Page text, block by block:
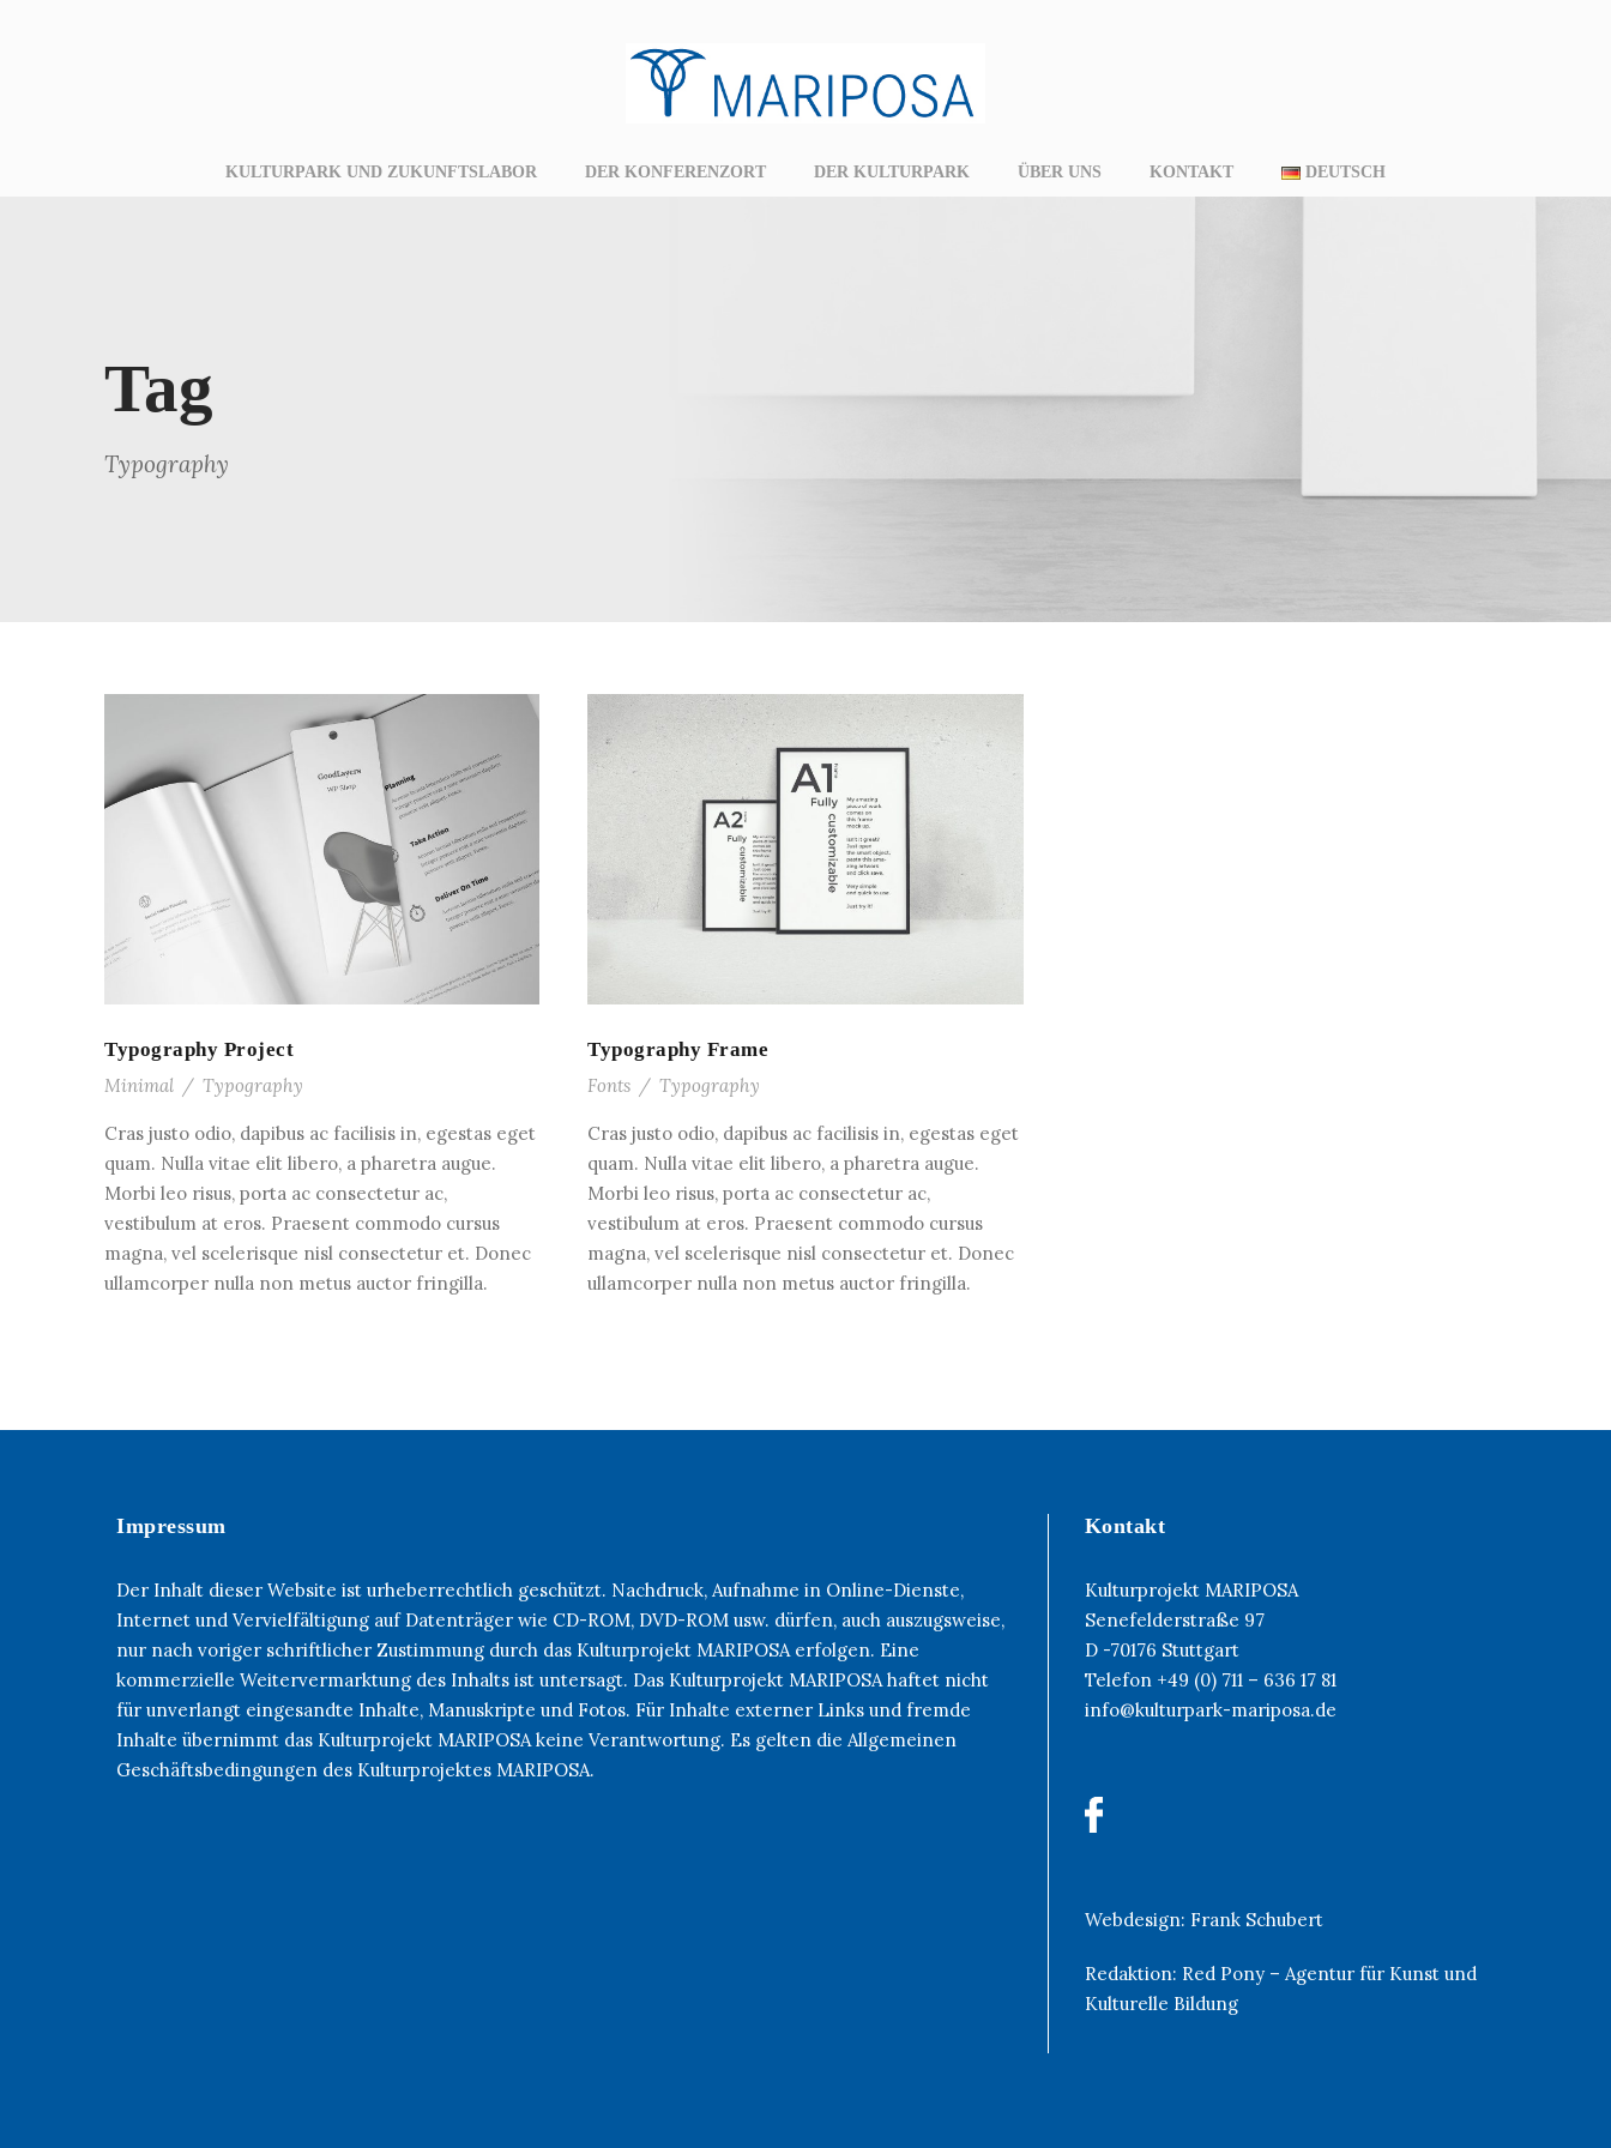
KULTURPARK UND ZUKUNFTSLABOR DER KONFERENZORT DER KULTURPARK ÜBER UNS KONTAKT DEUTSCH
Tag
Typography
Typography Project
Minimal / Typography
Cras justo odio, dapibus ac facilisis in, egestas eget
quam. Nulla vitae elit libero, a pharetra augue.
Morbi leo risus, porta ac consectetur ac,
vestibulum at eros. Praesent commodo cursus
magna, vel scelerisque nisl consectetur et. Donec
ullamcorper nulla non metus auctor fringilla.
Typography Frame
Fonts / Typography
Cras justo odio, dapibus ac facilisis in, egestas eget
quam. Nulla vitae elit libero, a pharetra augue.
Morbi leo risus, porta ac consectetur ac,
vestibulum at eros. Praesent commodo cursus
magna, vel scelerisque nisl consectetur et. Donec
ullamcorper nulla non metus auctor fringilla.
Impressum
Der Inhalt dieser Website ist urheberrechtlich geschützt. Nachdruck, Aufnahme in Online-Dienste,
Internet und Vervielfältigung auf Datenträger wie CD-ROM, DVD-ROM usw. dürfen, auch auszugsweise,
nur nach voriger schriftlicher Zustimmung durch das Kulturprojekt MARIPOSA erfolgen. Eine
kommerzielle Weitervermarktung des Inhalts ist untersagt. Das Kulturprojekt MARIPOSA haftet nicht
für unverlangt eingesandte Inhalte, Manuskripte und Fotos. Für Inhalte externer Links und fremde
Inhalte übernimmt das Kulturprojekt MARIPOSA keine Verantwortung. Es gelten die Allgemeinen
Geschäftsbedingungen des Kulturprojektes MARIPOSA.
Kontakt
Kulturprojekt MARIPOSA
Senefelderstraße 97
D -70176 Stuttgart
Telefon +49 (0) 711 – 636 17 81
info@kulturpark-mariposa.de
Webdesign: Frank Schubert
Redaktion: Red Pony – Agentur für Kunst und
Kulturelle Bildung